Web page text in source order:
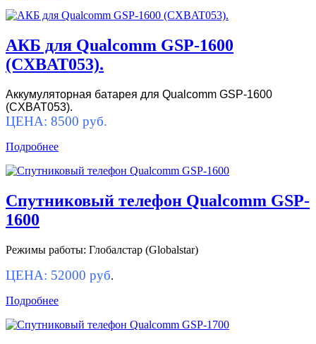
АКБ для Qualcomm GSP-1600
(CXBAT053).
Аккумуляторная батарея для Qualcomm GSP-1600
(CXBAT053).
ЦЕНА: 8500 руб.
Подробнее
Спутниковый телефон Qualcomm GSP-
1600
Режимы работы: Глобалстар (Globalstar)
ЦЕНА: 52000 руб.
Подробнее